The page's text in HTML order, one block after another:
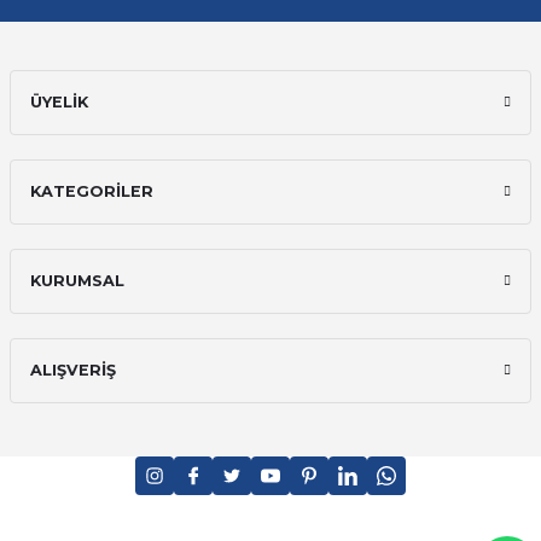
ÜYELİK
KATEGORİLER
KURUMSAL
ALIŞVERİŞ